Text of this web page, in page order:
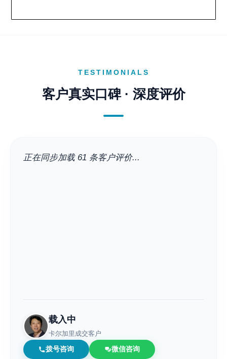
TESTIMONIALS
客户真实口碑 · 深度评价
正在同步加载 61 条客户评价...
载入中
卡尔加里成交客户
拨号咨询 微信咨询